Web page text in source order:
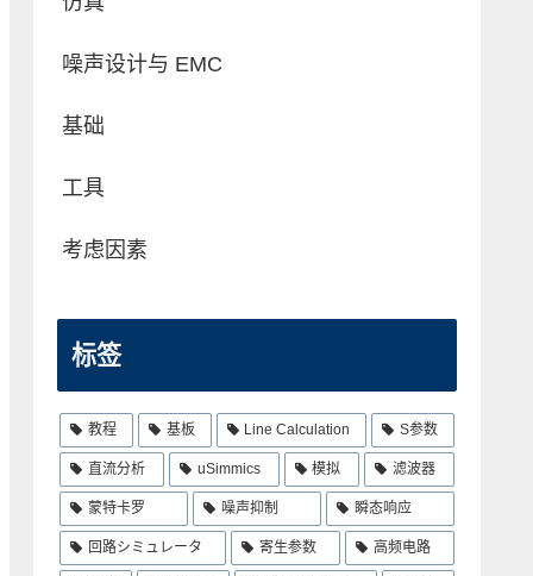
噪声设计与 EMC
基础
工具
考虑因素
标签
教程 基板 Line Calculation S参数
直流分析 uSimmics 模拟 滤波器
蒙特卡罗 噪声抑制 瞬态响应
回路シミュレータ 寄生参数 高频电路